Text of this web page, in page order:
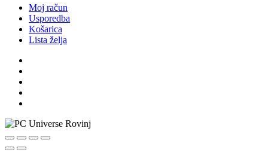
Moj račun
Usporedba
Košarica
Lista želja